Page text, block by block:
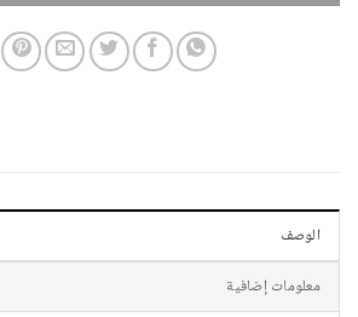
الوصف
معلومات إضافية